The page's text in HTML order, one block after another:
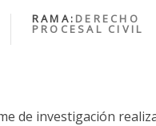
RAMA: DERECHO
PROCESAL CIVIL
de investigación